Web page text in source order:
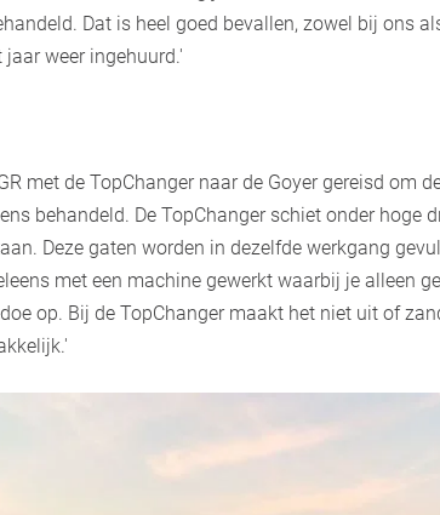
Dat is heel goed bevallen, zowel bij ons
weer ingehuurd.'
met de TopChanger naar de Goyer gereisd om
behandeld. De TopChanger schiet onder hoge
Deze gaten worden in dezelfde werkgang
met een machine gewerkt waarbij je alleen
op. Bij de TopChanger maakt het niet uit of